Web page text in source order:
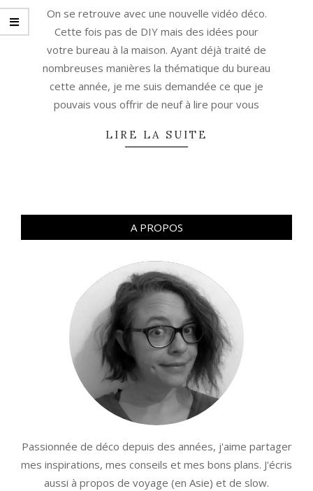
06
On se retrouve avec une nouvelle vidéo déco.
Cette fois pas de DIY mais des idées pour
votre bureau à la maison. Ayant déjà traité de
nombreuses manières la thématique du bureau
cette année, je me suis demandée ce que je
pouvais vous offrir de neuf à lire pour vous
LIRE LA SUITE
A PROPOS
Passionnée de déco depuis des années, j'aime partager
mes inspirations, mes conseils et mes bons plans. J'écris
aussi à propos de voyage (en Asie) et de slow.